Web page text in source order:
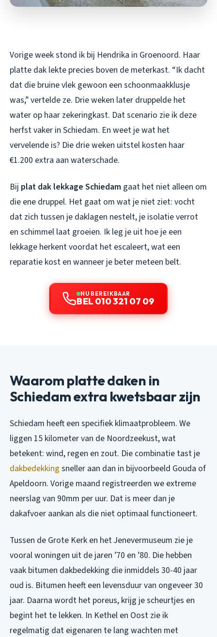
Vorige week stond ik bij Hendrika in Groenoord. Haar
platte dak lekte precies boven de meterkast. “Ik dacht
dat die bruine vlek gewoon een schoonmaakklusje
was,” vertelde ze. Drie weken later druppelde het
water op haar zekeringkast. Dat scenario zie ik deze
herfst vaker in Schiedam. En weet je wat het
vervelende is? Die drie weken uitstel kosten haar
€1.200 extra aan waterschade.
Bij plat dak lekkage Schiedam gaat het niet alleen om
die ene druppel. Het gaat om wat je niet ziet: vocht
dat zich tussen je daklagen nestelt, je isolatie verrot
en schimmel laat groeien. Ik leg je uit hoe je een
lekkage herkent voordat het escaleert, wat een
reparatie kost en wanneer je beter meteen belt.
NU BEREIKBAAR
BEL 010 321 07 09
Waarom platte daken in
Schiedam extra kwetsbaar zijn
Schiedam heeft een specifiek klimaatprobleem. We
liggen 15 kilometer van de Noordzeekust, wat
betekent: wind, regen en zout. Die combinatie tast je
dakbedekking sneller aan dan in bijvoorbeeld Gouda of
Apeldoorn. Vorige maand registreerden we extreme
neerslag van 90mm per uur. Dat is meer dan je
dakafvoer aankan als die niet optimaal functioneert.
Tussen de Grote Kerk en het Jenevermuseum zie je
vooral woningen uit de jaren ’70 en ’80. Die hebben
vaak bitumen dakbedekking die inmiddels 30-40 jaar
oud is. Bitumen heeft een levensduur van ongeveer 30
jaar. Daarna wordt het poreus, krijg je scheurtjes en
begint het te lekken. In Kethel en Oost zie ik
regelmatig dat eigenaren te lang wachten met